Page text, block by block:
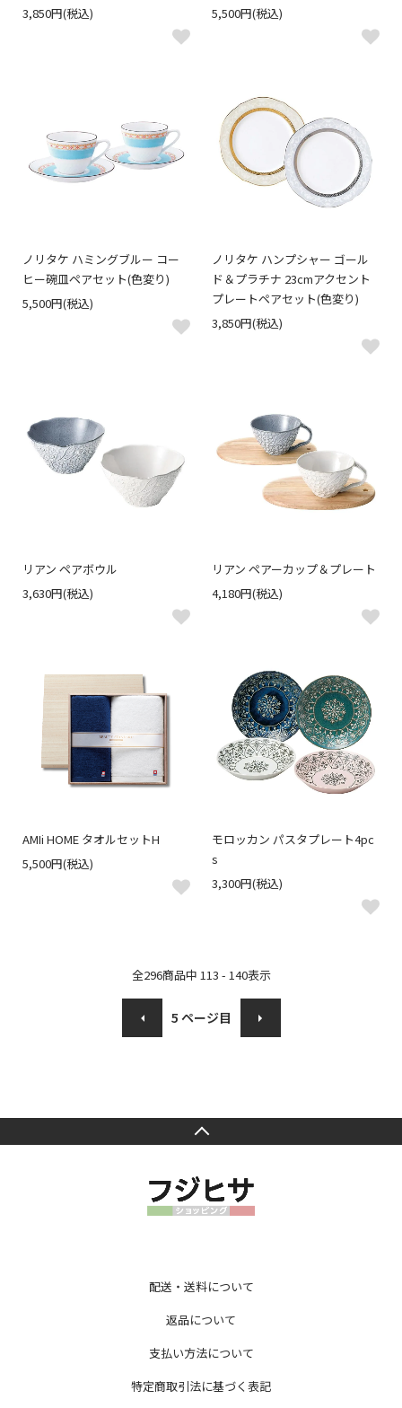
3,850円(税込)
5,500円(税込)
ノリタケ ハミングブルー コー
ヒー碗皿ペアセット(色変り)
5,500円(税込)
ノリタケ ハンプシャー ゴール
ド＆プラチナ 23cmアクセント
プレートペアセット(色変り)
3,850円(税込)
リアン ペアボウル
3,630円(税込)
リアン ペアーカップ＆プレート
4,180円(税込)
AMIi HOME タオルセットH
5,500円(税込)
モロッカン パスタプレート4pc
s
3,300円(税込)
全296商品中 113 - 140表示
5 ページ目
配送・送料について
返品について
支払い方法について
特定商取引法に基づく表記